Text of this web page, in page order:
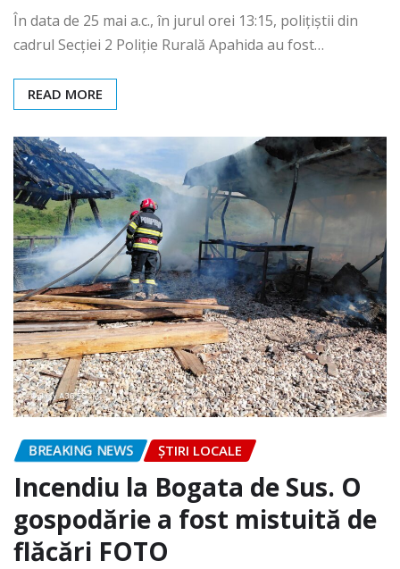
În data de 25 mai a.c., în jurul orei 13:15, polițiștii din
cadrul Secției 2 Poliție Rurală Apahida au fost…
READ MORE
BREAKING NEWS ȘTIRI LOCALE
Incendiu la Bogata de Sus. O
gospodărie a fost mistuită de
flăcări FOTO